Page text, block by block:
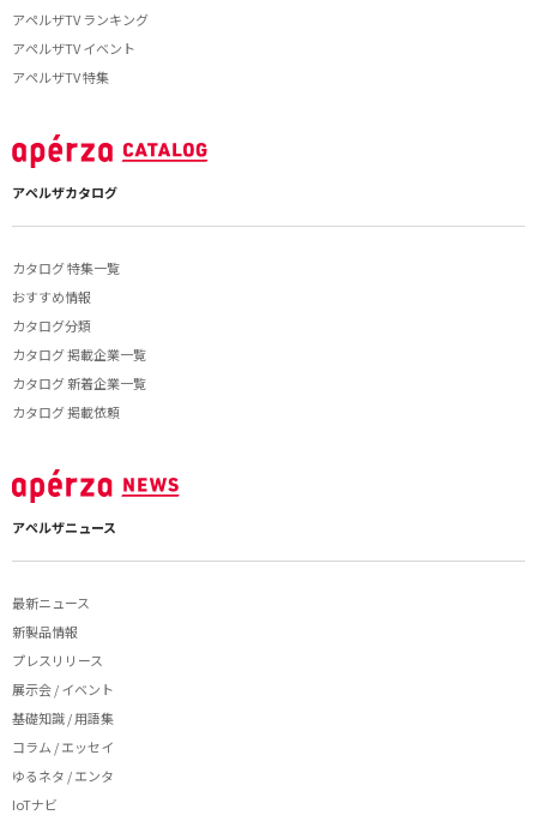
アペルザTV ランキング
アペルザTV イベント
アペルザTV 特集
アペルザカタログ
カタログ 特集一覧
おすすめ情報
カタログ分類
カタログ 掲載企業一覧
カタログ 新着企業一覧
カタログ 掲載依頼
アペルザニュース
最新ニュース
新製品情報
プレスリリース
展示会 / イベント
基礎知識 / 用語集
コラム / エッセイ
ゆるネタ / エンタ
IoTナビ